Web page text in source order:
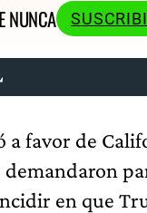
NUNCA
a favor de
demandaron
en que